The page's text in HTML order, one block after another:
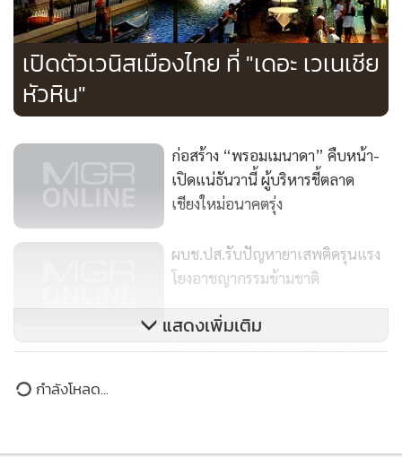
เปิดตัวเวนิสเมืองไทย ที่ "เดอะ เวเนเชีย
หัวหิน"
เปิดแน่ธันวานี้ ผู้บริหารชี้ตลาด
เชียงใหม่อนาคตรุ่ง
โยงอาชญากรรมข้ามชาติ
‘โรลส์-รอยซ์ แบงคอก’เปิดบูติค
แสดงเพิ่มเติม